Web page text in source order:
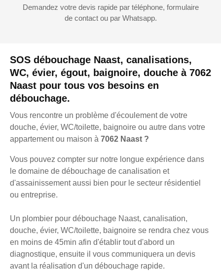
SOS débouchage Naast, canalisations,
WC, évier, égout, baignoire, douche à 7062
Naast pour tous vos besoins en
débouchage.
Vous rencontre un problème d'écoulement de votre
douche, évier, WC/toilette, baignoire ou autre dans votre
appartement ou maison à 7062 Naast ?
Vous pouvez compter sur notre longue expérience dans
le domaine de débouchage de canalisation et
d'assainissement aussi bien pour le secteur résidentiel
ou entreprise.
Un plombier pour débouchage Naast, canalisation,
douche, évier, WC/toilette, baignoire se rendra chez vous
en moins de 45min afin d'établir tout d'abord un
diagnostique, ensuite il vous communiquera un devis
avant la réalisation d'un débouchage rapide.
Demandez votre devis rapide par téléphone, formulaire
de contact ou par Whatsapp.